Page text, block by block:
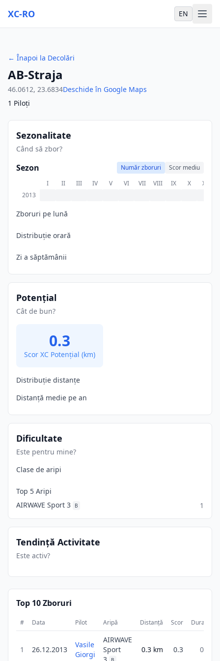
XC-RO EN
← Înapoi la Decolări
AB-Straja
46.0612, 23.6834Deschide în Google Maps
1 Piloți
Sezonalitate
Când să zbor?
Sezon Număr zboruri
Scor mediu
I
II III IV V VI VII VIII IX X XI
2013
Zboruri pe lună
Distribuție orară
Zi a săptămânii
Potențial
Cât de bun?
0.3
Scor XC Potențial (km)
Distribuție distanțe
Distanță medie pe an
Dificultate
Este pentru mine?
Clase de aripi
Top 5 Aripi
AIRWAVE Sport 3
B 1
Tendință Activitate
Este activ?
Top 10 Zboruri
# Data Pilot Aripă Distanță Scor Durată
1 26.12.2013
Vasile
Giorgi
AIRWAVE
Sport
0.3 km 0.3 0m